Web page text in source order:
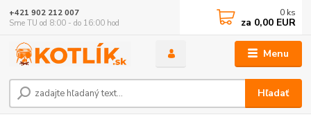
Menu
Hľadať
+421 902 212 007
Sme TU od 8:00 - do 16:00 hod
0 ks
za 0,00 EUR